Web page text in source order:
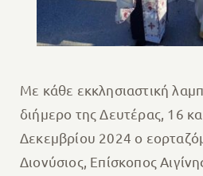
Με κάθε εκκλησιαστική
διήμερο της Δευτέρας, 16
Δεκεμβρίου 2024 ο
Διονύσιος, Επίσκοπος